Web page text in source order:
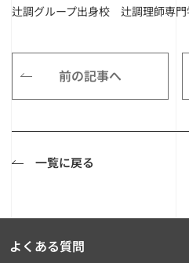
辻調グループ出身校 辻調理師専門
前の記事へ
一覧に戻る
よくある質問